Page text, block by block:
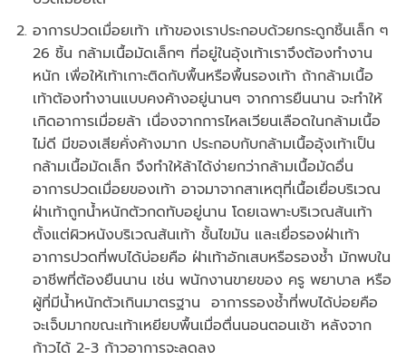
อาการปวดเมื่อยเท้า เท้าของเราประกอบด้วยกระดูกชิ้นเล็ก ๆ
26 ชิ้น กล้ามเนื้อมัดเล็กๆ ที่อยู่ในอุ้งเท้าเราจึงต้องทำงาน
หนัก เพื่อให้เท้าเกาะติดกับพื้นหรือพื้นรองเท้า ถ้ากล้ามเนื้อ
เท้าต้องทำงานแบบคงค้างอยู่นานๆ จากการยืนนาน จะทำให้
เกิดอาการเมื่อยล้า เนื่องจากการไหลเวียนเลือดในกล้ามเนื้อ
ไม่ดี มีของเสียคั่งค้างมาก ประกอบกับกล้ามเนื้ออุ้งเท้าเป็น
กล้ามเนื้อมัดเล็ก จึงทำให้ล้าได้ง่ายกว่ากล้ามเนื้อมัดอื่น
อาการปวดเมื่อยของเท้า อาจมาจากสาเหตุที่เนื้อเยื่อบริเวณ
ฝ่าเท้าถูกน้ำหนักตัวกดทับอยู่นาน โดยเฉพาะบริเวณส้นเท้า
ตั้งแต่ผิวหนังบริเวณส้นเท้า ชั้นไขมัน และเยื่อรองฝ่าเท้า
อาการปวดที่พบได้บ่อยคือ ฝ่าเท้าอักเสบหรือรองช้ำ มักพบใน
อาชีพที่ต้องยืนนาน เช่น พนักงานขายของ ครู พยาบาล หรือ
ผู้ที่มีน้ำหนักตัวเกินมาตรฐาน อาการรองช้ำที่พบได้บ่อยคือ
จะเจ็บมากขณะเท้าเหยียบพื้นเมื่อตื่นนอนตอนเช้า หลังจาก
ก้าวได้ 2-3 ก้าวอาการจะลดลง